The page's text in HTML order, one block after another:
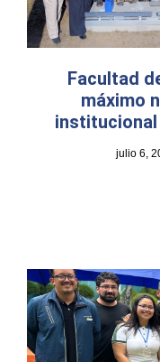
Facultad
máximo
institucional
julio 6,